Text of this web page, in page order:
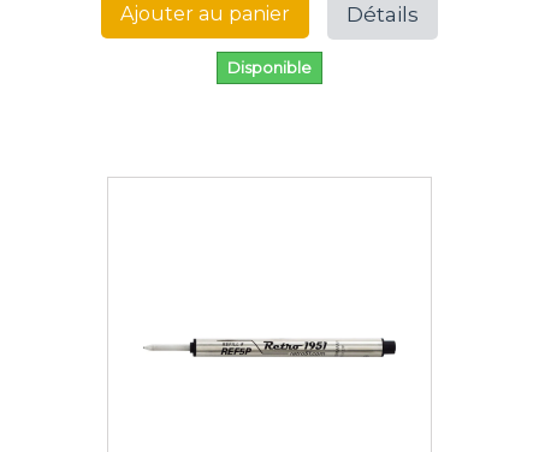
Ajouter au panier Détails
Disponible